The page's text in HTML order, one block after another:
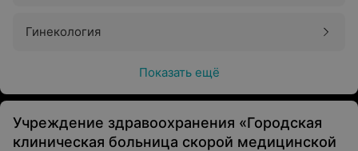
Гинекология
Показать ещё
Учреждение здравоохранения «Городская
клиническая больница скорой медицинской